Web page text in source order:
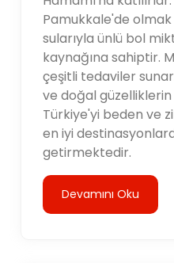
Pamukkale'de
sularıyla ünlü bol
kaynağına sahiptir.
çeşitli tedaviler
ve doğal güzelliklerin
Türkiye'yi beden ve
en iyi
getirmektedir.
Devamını Oku